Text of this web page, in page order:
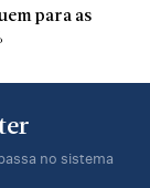
para as
no sistema